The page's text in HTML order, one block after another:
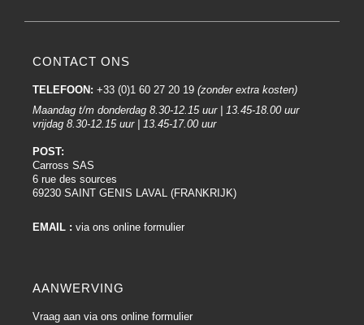
CONTACT ONS
TELEFOON: +33 (0)1 60 27 20 19 (zonder extra kosten)
Maandag t/m donderdag 8.30-12.15 uur | 13.45-18.00 uur
vrijdag 8.30-12.15 uur | 13.45-17.00 uur
POST:
Carross SAS
6 rue des sources
69230 SAINT GENIS LAVAL (FRANKRIJK)
EMAIL : via ons online formulier
AANWERVING
Vraag aan via ons online formulier